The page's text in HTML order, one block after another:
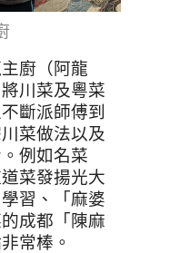
廚（阿龍
川菜及粵菜
不斷派師傅到
菜做法以及
例如名菜
菜發揚光大
習、「麻婆
成都「陳麻
常棒。